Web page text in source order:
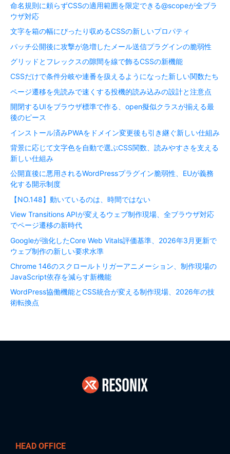
命名規則に頼らずCSSの適用範囲を限定できる@scopeが全ブラ
ウザ対応
文字を箱の幅にぴったり収めるCSSの新しいプロパティ
パッチ公開後に攻撃が急増したメール送信プラグインの脆弱性
グリッドとフレックスの隙間を線で飾るCSSの新機能
CSSだけで条件分岐や連番を扱えるようになった新しい関数たち
ページ遷移を先読みで速くする投機的読み込みの設計と注意点
開閉するUIをブラウザ標準で作る、open擬似クラスが揃える最
後のピース
インストール済みPWAをドメイン変更後も引き継ぐ新しい仕組み
背景に応じて文字色を自動で選ぶCSS関数、読みやすさを支える
新しい仕組み
公開直後に悪用されるWordPressプラグイン脆弱性、EUが義務
化する開示制度
【NO.148】動いているのは、時間ではない
View Transitions APIが変えるウェブ制作現場、全ブラウザ対応
でページ遷移の新時代
Googleが強化したCore Web Vitals評価基準、2026年3月更新で
ウェブ制作の新しい要求水準
Chrome 146のスクロールトリガーアニメーション、制作現場の
JavaScript依存を減らす新機能
WordPress協働機能とCSS統合が変える制作現場、2026年の技
術転換点
HEAD OFFICE